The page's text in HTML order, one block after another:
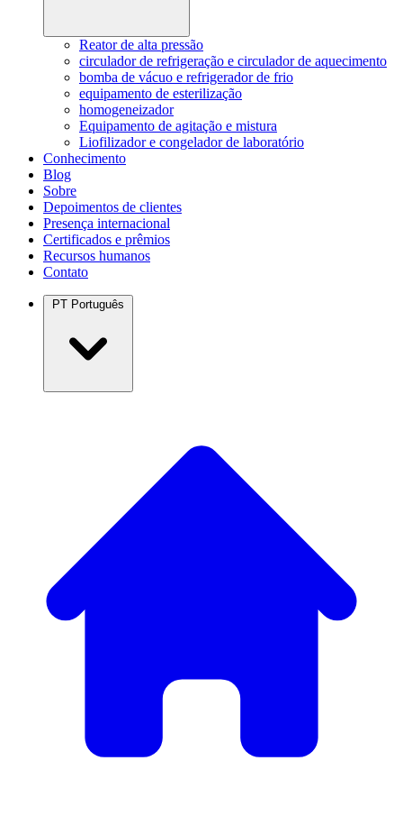
Reator de alta pressão
circulador de refrigeração e circulador de aquecimento
bomba de vácuo e refrigerador de frio
equipamento de esterilização
homogeneizador
Equipamento de agitação e mistura
Liofilizador e congelador de laboratório
Conhecimento
Blog
Sobre
Depoimentos de clientes
Presença internacional
Certificados e prêmios
Recursos humanos
Contato
PT Português